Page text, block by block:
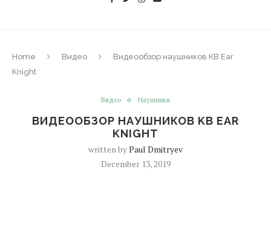
Home Видео
Видеообзор наушников KB Ear
Knight
Видео Наушники
ВИДЕООБЗОР НАУШНИКОВ KB EAR
KNIGHT
written byPaul Dmitryev
December 13, 2019